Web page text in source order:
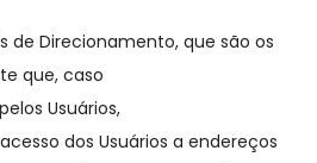
de Direcionamento, que são os
que, caso
Usuários,
dos Usuários a endereços